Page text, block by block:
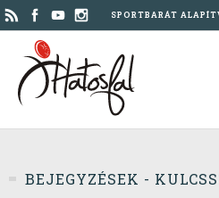
SPORTBARÁT
BEJEGYZÉSEK -